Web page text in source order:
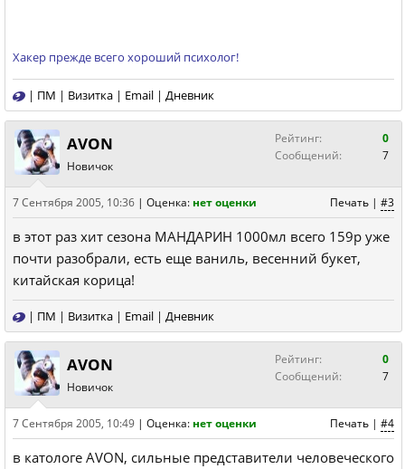
Хакер прежде всего хороший психолог!
| ПМ | Визитка | Email | Дневник
AVON
Новичок
Рейтинг:
0
Сообщений:
7
Печать | #3
7 Сентября 2005, 10:36 | Оценка: нет оценки
в этот раз хит сезона МАНДАРИН 1000мл всего 159р уже
почти разобрали, есть еще ваниль, весенний букет,
китайская корица!
| ПМ | Визитка | Email | Дневник
AVON
Новичок
Рейтинг:
0
Сообщений:
7
Печать | #4
7 Сентября 2005, 10:49 | Оценка: нет оценки
в катологе AVON, сильные представители человеческого